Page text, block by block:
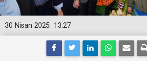
13:27
30 Nisan 2025